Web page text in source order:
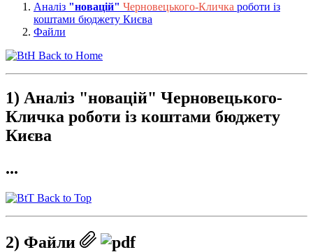
Аналіз "новацій" Черновецького-Кличка роботи із
коштами бюджету Києва
Файли
Back to Home
1) Аналіз "новацій" Черновецького-
Кличка роботи із коштами бюджету
Києва
...
Back to Top
2) Файли